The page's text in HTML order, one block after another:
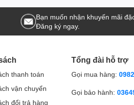
Bạn muốn nhận khuyến mãi
Đăng ký ngay.
thanh toán
vận chuyển
đổi trả hàng
Tổng đài hỗ trợ
Gọi mua hàng:
Gọi bảo hành: